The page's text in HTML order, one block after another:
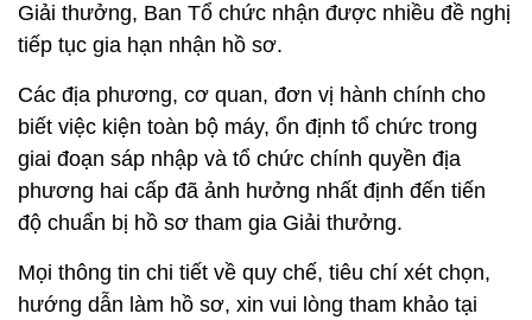
Giải thưởng, Ban Tổ chức nhận được nhiều đề nghị
tiếp tục gia hạn nhận hồ sơ.
Các địa phương, cơ quan, đơn vị hành chính cho
biết việc kiện toàn bộ máy, ổn định tổ chức trong
giai đoạn sáp nhập và tổ chức chính quyền địa
phương hai cấp đã ảnh hưởng nhất định đến tiến
độ chuẩn bị hồ sơ tham gia Giải thưởng.
Mọi thông tin chi tiết về quy chế, tiêu chí xét chọn,
hướng dẫn làm hồ sơ, xin vui lòng tham khảo tại